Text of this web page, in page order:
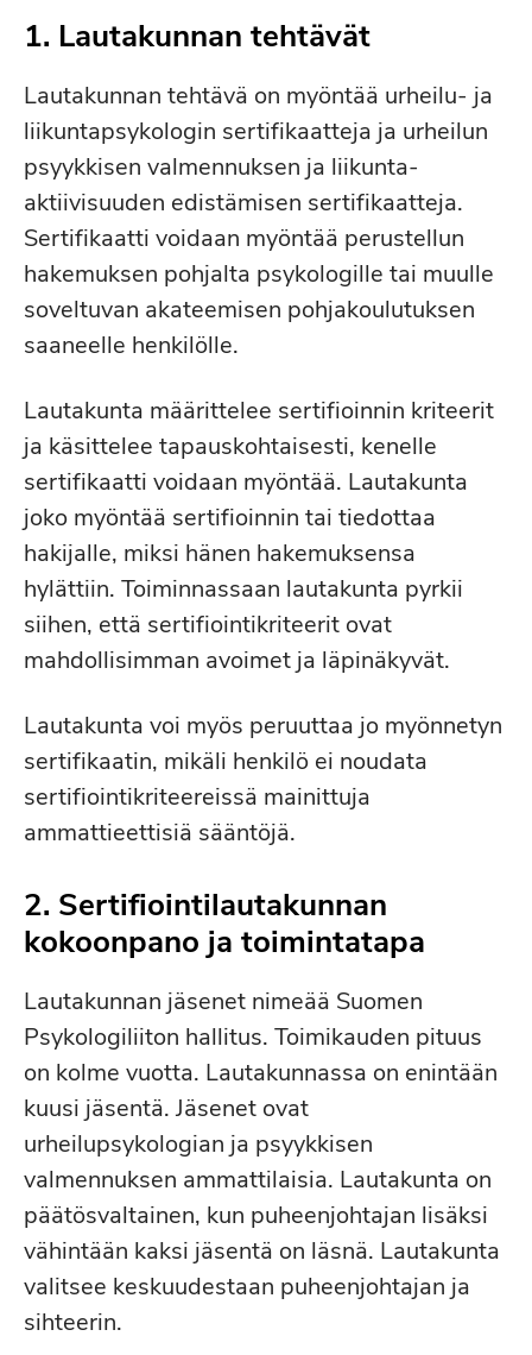
1. Lautakunnan tehtävät
Lautakunnan tehtävä on myöntää urheilu- ja
liikuntapsykologin sertifikaatteja ja urheilun
psyykkisen valmennuksen ja liikunta-
aktiivisuuden edistämisen sertifikaatteja.
Sertifikaatti voidaan myöntää perustellun
hakemuksen pohjalta psykologille tai muulle
soveltuvan akateemisen pohjakoulutuksen
saaneelle henkilölle.
Lautakunta määrittelee sertifioinnin kriteerit
ja käsittelee tapauskohtaisesti, kenelle
sertifikaatti voidaan myöntää. Lautakunta
joko myöntää sertifioinnin tai tiedottaa
hakijalle, miksi hänen hakemuksensa
hylättiin. Toiminnassaan lautakunta pyrkii
siihen, että sertifiointikriteerit ovat
mahdollisimman avoimet ja läpinäkyvät.
Lautakunta voi myös peruuttaa jo myönnetyn
sertifikaatin, mikäli henkilö ei noudata
sertifiointikriteereissä mainittuja
ammattieettisiä sääntöjä.
2. Sertifiointilautakunnan
kokoonpano ja toimintatapa
Lautakunnan jäsenet nimeää Suomen
Psykologiliiton hallitus. Toimikauden pituus
on kolme vuotta. Lautakunnassa on enintään
kuusi jäsentä. Jäsenet ovat
urheilupsykologian ja psyykkisen
valmennuksen ammattilaisia. Lautakunta on
päätösvaltainen, kun puheenjohtajan lisäksi
vähintään kaksi jäsentä on läsnä. Lautakunta
valitsee keskuudestaan puheenjohtajan ja
sihteerin.